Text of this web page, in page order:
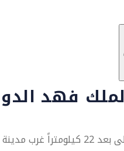
فهد
يقع المطار على بعد 22